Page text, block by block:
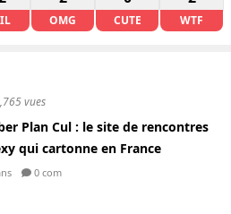
OMG CUTE WTF
vues
Plan Cul : le site de rencontres
qui cartonne en France
0 com